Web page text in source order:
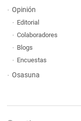
Opinión
Editorial
Colaboradores
Blogs
Encuestas
Osasuna